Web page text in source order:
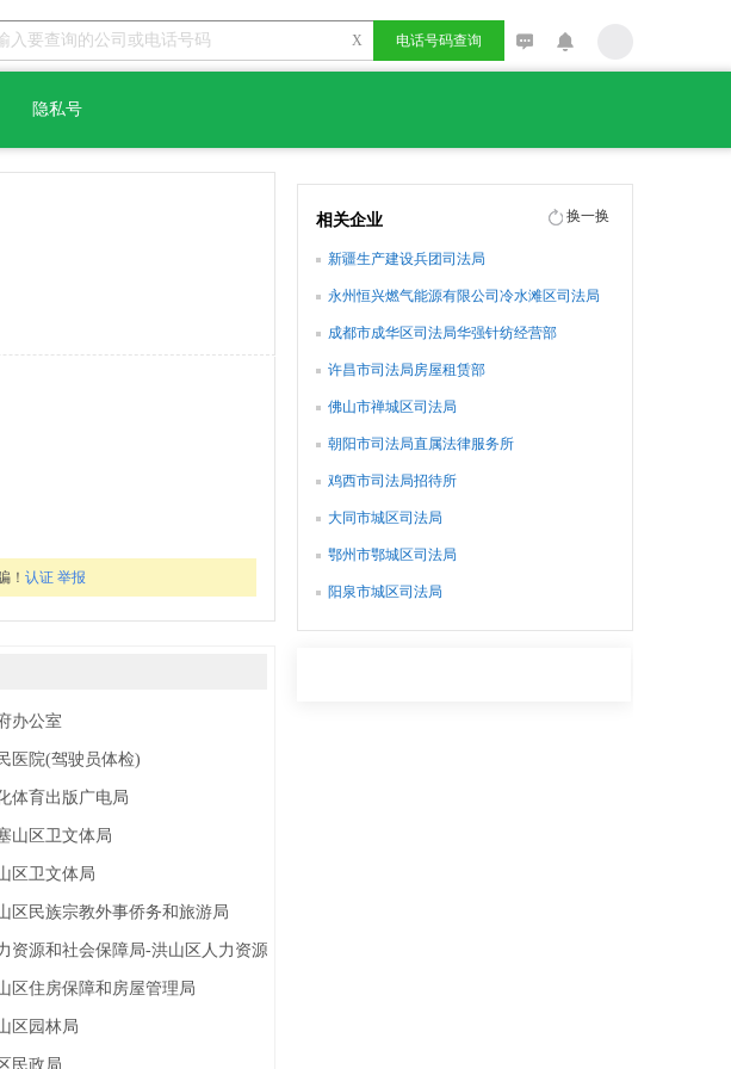
X 电话号码查询
隐私号
！ 认证 举报
办公室
医院(驾驶员体检)
体育出版广电局
山区卫文体局
区卫文体局
区民族宗教外事侨务和旅游局
资源和社会保障局-洪山区人力资源局
区住房保障和房屋管理局
区园林局
民政局
相关企业 换一换
新疆生产建设兵团司法局
永州恒兴燃气能源有限公司冷水滩区司法局
成都市成华区司法局华强针纺经营部
许昌市司法局房屋租赁部
佛山市禅城区司法局
朝阳市司法局直属法律服务所
鸡西市司法局招待所
大同市城区司法局
鄂州市鄂城区司法局
阳泉市城区司法局